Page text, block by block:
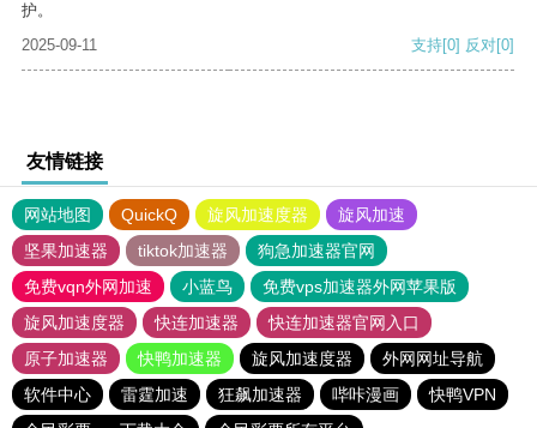
护。
2025-09-11
支持[0] 反对[0]
友情链接
网站地图 QuickQ 旋风加速度器
旋风加速
坚果加速器
tiktok加速器
狗急加速器官网
免费vqn外网加速
小蓝鸟
免费vps加速器外网苹果版
旋风加速度器
快连加速器
快连加速器官网入口
原子加速器
快鸭加速器 旋风加速度器
外网网址导航
软件中心
雷霆加速 狂飙加速器 哔咔漫画
快鸭VPN